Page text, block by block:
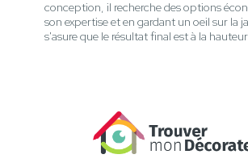
conception, il recherche des options
son expertise et en gardant un oeil sur la
s'asure que le résultat final est à la